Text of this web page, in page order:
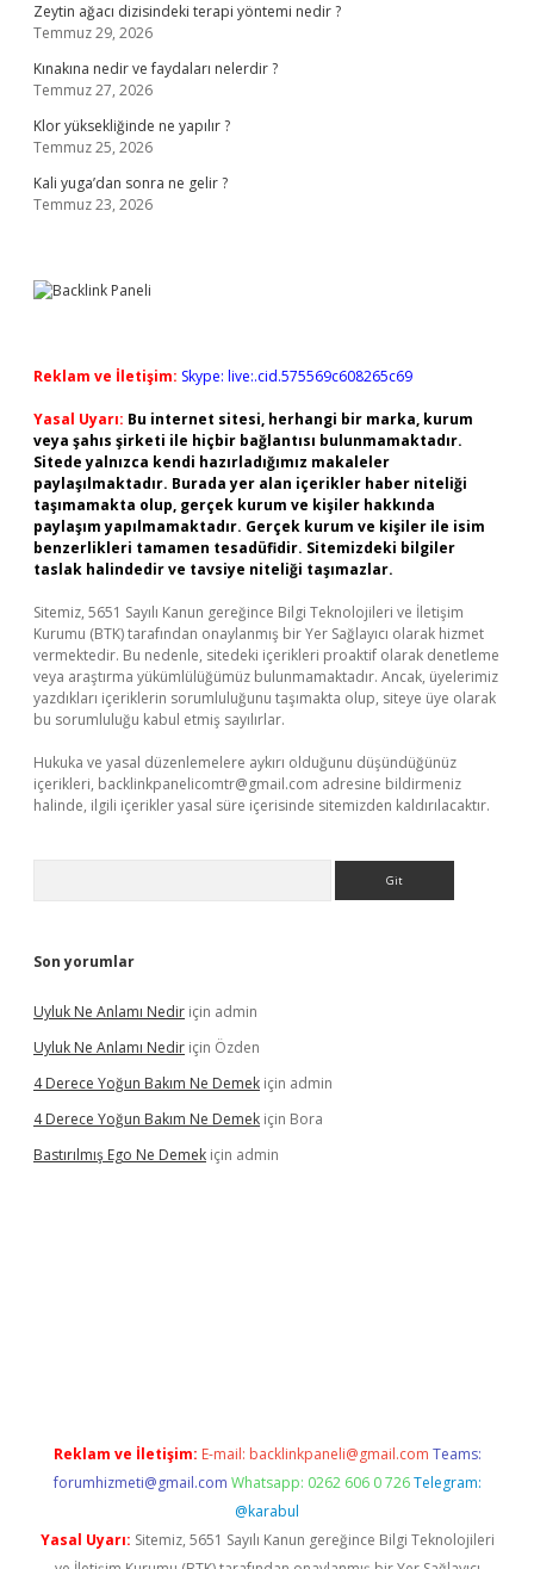
Zeytin ağacı dizisindeki terapi yöntemi nedir ?
Temmuz 29, 2026
Kınakına nedir ve faydaları nelerdir ?
Temmuz 27, 2026
Klor yüksekliğinde ne yapılır ?
Temmuz 25, 2026
Kali yuga’dan sonra ne gelir ?
Temmuz 23, 2026
Reklam ve İletişim: Skype: live:.cid.575569c608265c69
Yasal Uyarı: Bu internet sitesi, herhangi bir marka, kurum
veya şahıs şirketi ile hiçbir bağlantısı bulunmamaktadır.
Sitede yalnızca kendi hazırladığımız makaleler
paylaşılmaktadır. Burada yer alan içerikler haber niteliği
taşımamakta olup, gerçek kurum ve kişiler hakkında
paylaşım yapılmamaktadır. Gerçek kurum ve kişiler ile isim
benzerlikleri tamamen tesadüfidir. Sitemizdeki bilgiler
taslak halindedir ve tavsiye niteliği taşımazlar.
Sitemiz, 5651 Sayılı Kanun gereğince Bilgi Teknolojileri ve İletişim
Kurumu (BTK) tarafından onaylanmış bir Yer Sağlayıcı olarak hizmet
vermektedir. Bu nedenle, sitedeki içerikleri proaktif olarak denetleme
veya araştırma yükümlülüğümüz bulunmamaktadır. Ancak, üyelerimiz
yazdıkları içeriklerin sorumluluğunu taşımakta olup, siteye üye olarak
bu sorumluluğu kabul etmiş sayılırlar.
Hukuka ve yasal düzenlemelere aykırı olduğunu düşündüğünüz
içerikleri, backlinkpanelicomtr@gmail.com adresine bildirmeniz
halinde, ilgili içerikler yasal süre içerisinde sitemizden kaldırılacaktır.
Son yorumlar
Uyluk Ne Anlamı Nedir için admin
Uyluk Ne Anlamı Nedir için Özden
4 Derece Yoğun Bakım Ne Demek için admin
4 Derece Yoğun Bakım Ne Demek için Bora
Bastırılmış Ego Ne Demek için admin
Reklam ve İletişim: E-mail: backlinkpaneli@gmail.com Teams:
forumhizmeti@gmail.com Whatsapp: 0262 606 0 726 Telegram:
@karabul
Yasal Uyarı: Sitemiz, 5651 Sayılı Kanun gereğince Bilgi Teknolojileri